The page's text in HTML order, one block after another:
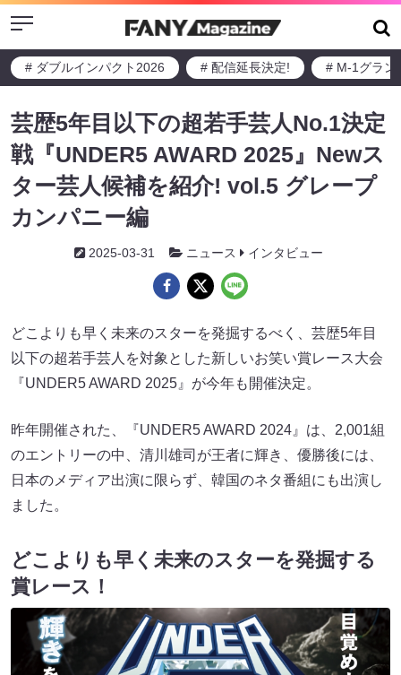
Menu
# ダブルインパクト2026 # 配信延長決定! # M-1グラン
芸歴5年目以下の超若手芸人No.1決定
戦『UNDER5 AWARD 2025』Newス
ター芸人候補を紹介! vol.5 グレープ
カンパニー編
2025-03-31 ニュース インタビュー
どこよりも早く未来のスターを発掘するべく、芸歴5年目
以下の超若手芸人を対象とした新しいお笑い賞レース大会
『UNDER5 AWARD 2025』が今年も開催決定。
昨年開催された、『UNDER5 AWARD 2024』は、2,001組
のエントリーの中、清川雄司が王者に輝き、優勝後には、
日本のメディア出演に限らず、韓国のネタ番組にも出演し
ました。
どこよりも早く未来のスターを発掘する
賞レース！